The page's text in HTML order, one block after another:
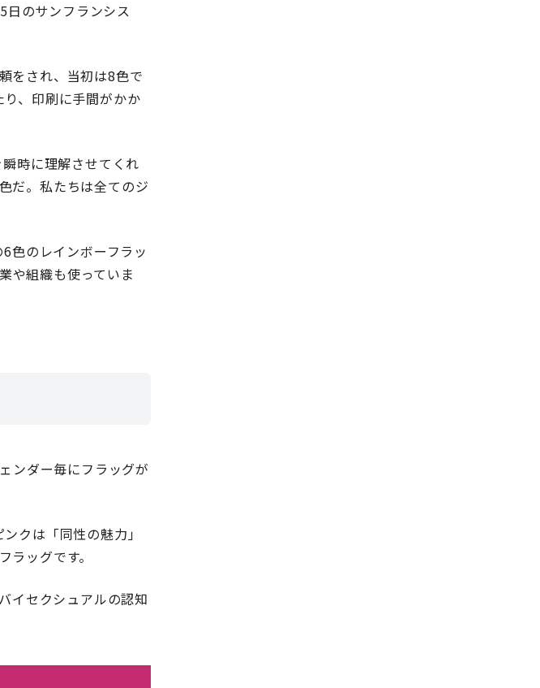
日のサンフランシス
をされ、当初は8色で
、印刷に手間がかか
時に理解させてくれ
だ。私たちは全てのジ
色のレインボーフラッ
や組織も使っていま
ンダー毎にフラッグが
クは「同性の魅力」
ッグです。
イセクシュアルの認知